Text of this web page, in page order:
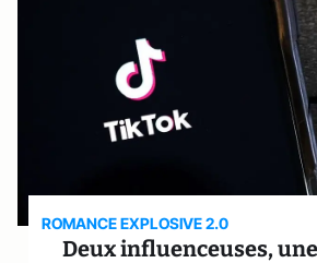
ROMANCE EXPLOSIVE 2.0
Deux influenceuses,